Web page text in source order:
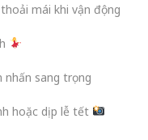
mái khi vận động
sang trọng
hoặc dịp lễ tết